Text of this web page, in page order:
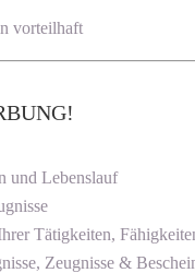
vorteilhaft
und Lebenslauf
Tätigkeiten,
Zeugnisse &